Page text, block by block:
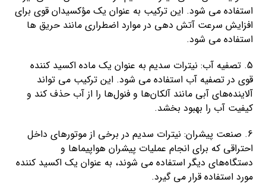
استفاده می شود. این ترکیب به عنوان یک مؤکسیدان قوی برای
افزایش سرعت آتش دهی در موارد اضطراری مانند حریق ها
استفاده می شود.
5. تصفیه آب: نیترات سدیم به عنوان یک ماده اکسید کننده
قوی در تصفیه آب استفاده می شود. این ترکیب می تواند
آلاینده‌های آبی مانند آلکان‌ها و فنول‌ها را از آب حذف کند و
کیفیت آب را بهبود بخشد.
6. صنعت پیشران: نیترات سدیم در برخی از موتورهای داخل
احتراقی که برای انجام عملیات پیشران هواپیماها و
دستگاه‌های دیگر استفاده می شوند، به عنوان یک اکسید کننده
مورد استفاده قرار می گیرد.